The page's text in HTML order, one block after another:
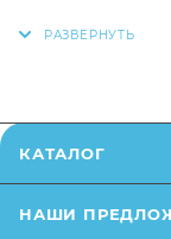
кормить
КАТАЛОГ
НАШИ